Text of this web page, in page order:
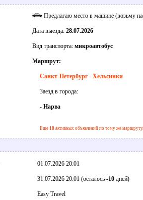
Предлагаю место в машине (возьму
Дата выезда: 28.07.2026
Вид транспорта: микроавтобус
Маршрут:
Санкт-Петербург - Хельсинки
Заезд в города:
- Нарва
Еще 18активных объявлений по тому же маршруту.
01.07.2026 20:01
31.07.2026 20:01 (осталось -10дней)
Easy Travel